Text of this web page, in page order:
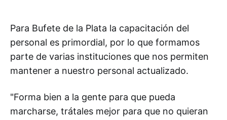
Para Bufete de la Plata la capacitación del
personal es primordial, por lo que formamos
parte de varias instituciones que nos permiten
mantener a nuestro personal actualizado.
"Forma bien a la gente para que pueda
marcharse, trátales mejor para que no quieran